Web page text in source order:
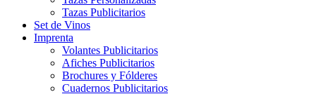
Tazas Publicitarios
Set de Vinos
Imprenta
Volantes Publicitarios
Afiches Publicitarios
Brochures y Fólderes
Cuadernos Publicitarios